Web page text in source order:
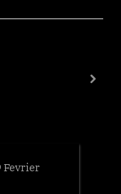
t
next
Fevrier